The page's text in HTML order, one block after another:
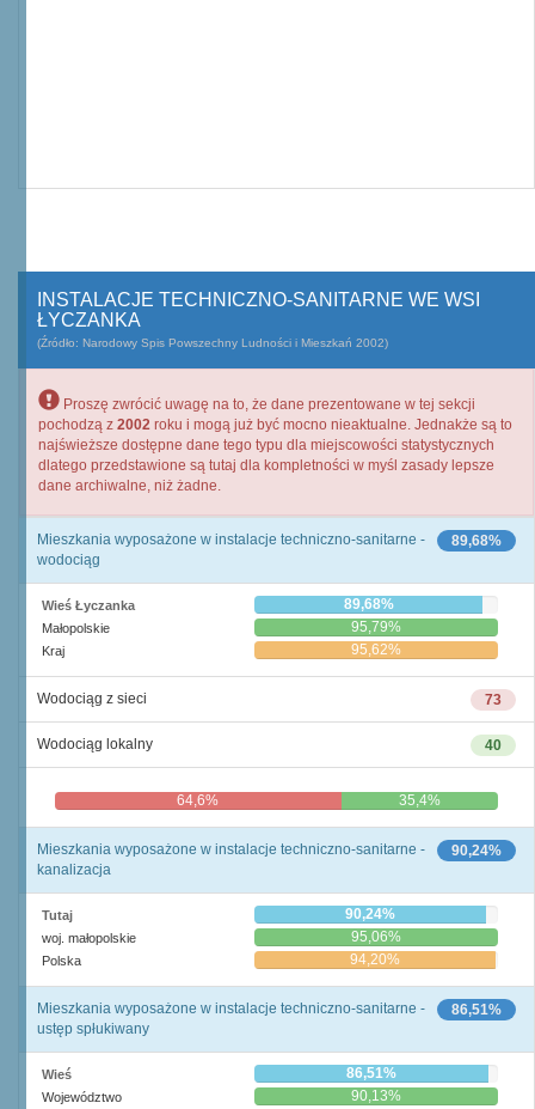
INSTALACJE TECHNICZNO-SANITARNE WE WSI
ŁYCZANKA
(Źródło: Narodowy Spis Powszechny Ludności i Mieszkań 2002)
Proszę zwrócić uwagę na to, że dane prezentowane w tej sekcji
pochodzą z 2002 roku i mogą już być mocno nieaktualne. Jednakże są to
najświeższe dostępne dane tego typu dla miejscowości statystycznych
dlatego przedstawione są tutaj dla kompletności w myśl zasady lepsze
dane archiwalne, niż żadne.
89,68%
Mieszkania wyposażone w instalacje techniczno-sanitarne -
wodociąg
Wieś Łyczanka 89,68%
Małopolskie 95,79%
Kraj 95,62%
73
Wodociąg z sieci
40
Wodociąg lokalny
64,6% 35,4%
90,24%
Mieszkania wyposażone w instalacje techniczno-sanitarne -
kanalizacja
Tutaj 90,24%
woj. małopolskie 95,06%
Polska 94,20%
86,51%
Mieszkania wyposażone w instalacje techniczno-sanitarne -
ustęp spłukiwany
Wieś 86,51%
Województwo 90,13%